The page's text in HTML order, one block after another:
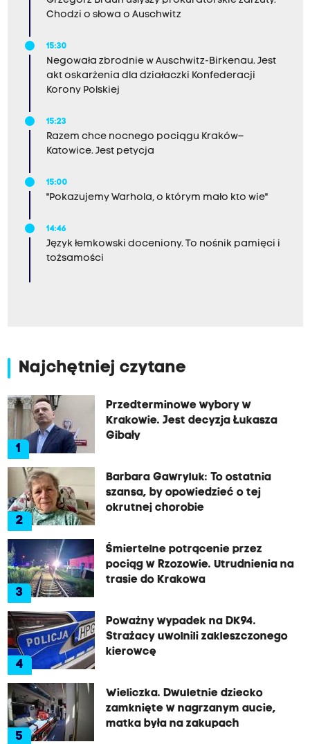
Chodzi o słowa o Auschwitz
15:30
Negowała zbrodnie w Auschwitz-Birkenau. Jest
akt oskarżenia dla działaczki Konfederacji
Korony Polskiej
15:23
Razem chce nocnego pociągu Kraków–
Katowice. Jest petycja
15:00
"Pokazujemy Warhola, o którym mało kto wie"
14:46
Język łemkowski doceniony. To nośnik pamięci i
tożsamości
Najchętniej czytane
1
Przedterminowe wybory w
Krakowie. Jest decyzja Łukasza
Gibały
2
Barbara Gawryluk: To ostatnia
szansa, by opowiedzieć o tej
okrutnej chorobie
3
Śmiertelne potrącenie przez
pociąg w Rzozowie. Utrudnienia na
trasie do Krakowa
4
Poważny wypadek na DK94.
Strażacy uwolnili zakleszczonego
kierowcę
5
Wieliczka. Dwuletnie dziecko
zamknięte w nagrzanym aucie,
matka była na zakupach